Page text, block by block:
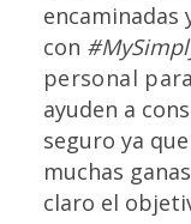
encaminadas
con
personal
ayuden a
seguro ya
muchas
claro el